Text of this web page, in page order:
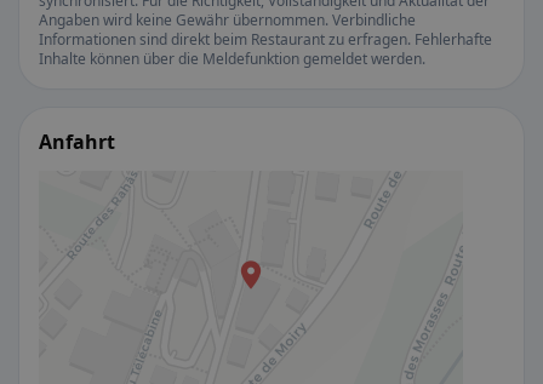
Angaben wird keine Gewähr übernommen. Verbindliche
Informationen sind direkt beim Restaurant zu erfragen. Fehlerhafte
Inhalte können über die Meldefunktion gemeldet werden.
Anfahrt